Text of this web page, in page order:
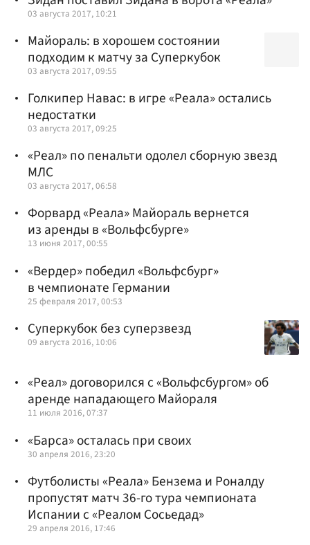
03 августа 2017, 10:21
Майораль: в хорошем состоянии
подходим к матчу за Суперкубок
03 августа 2017, 09:55
Голкипер Навас: в игре «Реала» остались
недостатки
03 августа 2017, 09:25
«Реал» по пенальти одолел сборную звезд
МЛС
03 августа 2017, 06:58
Форвард «Реала» Майораль вернется
из аренды в «Вольфсбурге»
13 июня 2017, 00:55
«Вердер» победил «Вольфсбург»
в чемпионате Германии
25 февраля 2017, 00:53
Суперкубок без суперзвезд
09 августа 2016, 10:06
«Реал» договорился с «Вольфсбургом» об
аренде нападающего Майораля
11 июля 2016, 07:37
«Барса» осталась при своих
30 апреля 2016, 23:20
Футболисты «Реала» Бензема и Роналду
пропустят матч 36-го тура чемпионата
Испании с «Реалом Сосьедад»
29 апреля 2016, 17:46